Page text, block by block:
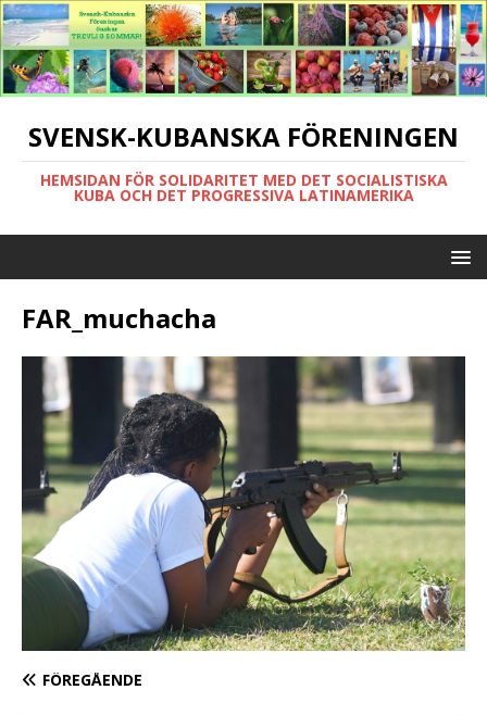
SVENSK-KUBANSKA FÖRENINGEN
HEMSIDAN FÖR SOLIDARITET MED DET SOCIALISTISKA
KUBA OCH DET PROGRESSIVA LATINAMERIKA
FAR_muchacha
FÖREGÅENDE